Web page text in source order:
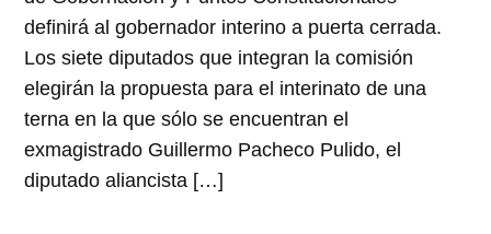
definirá al gobernador interino a puerta cerrada.
Los siete diputados que integran la comisión
elegirán la propuesta para el interinato de una
terna en la que sólo se encuentran el
exmagistrado Guillermo Pacheco Pulido, el
diputado aliancista […]